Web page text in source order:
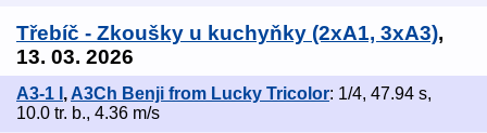
Třebíč - Zkoušky u kuchyňky (2xA1, 3xA3),
13. 03. 2026
A3-1 I , A3Ch Benji from Lucky Tricolor: 1/4, 47.94 s,
10.0 tr. b., 4.36 m/s